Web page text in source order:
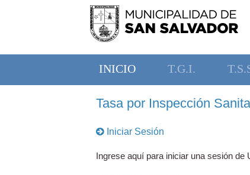
INICIO T.G.I.
Tasa por Inspección
Iniciar Sesión
Ingrese aquí para iniciar una sesión de